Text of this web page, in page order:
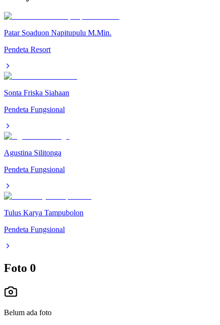
Patar Soaduon Napitupulu M.Min.
Pendeta Resort
Sonta Friska Siahaan
Pendeta Fungsional
Agustina Silitonga
Pendeta Fungsional
Tulus Karya Tampubolon
Pendeta Fungsional
Foto 0
Belum ada foto